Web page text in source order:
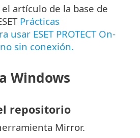
artículo de la base de
Prácticas
usar ESET PROTECT On-
sin conexión.
Windows
repositorio
Mirror.